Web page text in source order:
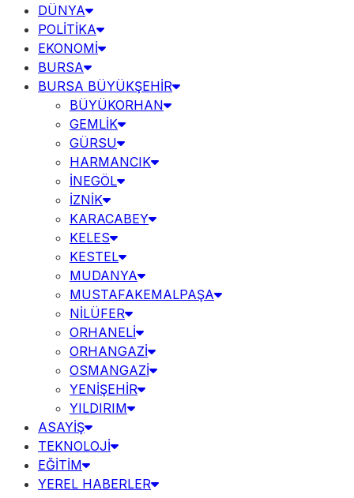
DÜNYA
POLİTİKA
EKONOMİ
BURSA
BURSA BÜYÜKŞEHİR
BÜYÜKORHAN
GEMLİK
GÜRSU
HARMANCIK
İNEGÖL
İZNİK
KARACABEY
KELES
KESTEL
MUDANYA
MUSTAFAKEMALPAŞA
NİLÜFER
ORHANELİ
ORHANGAZİ
OSMANGAZİ
YENİŞEHİR
YILDIRIM
ASAYİŞ
TEKNOLOJİ
EĞİTİM
YEREL HABERLER